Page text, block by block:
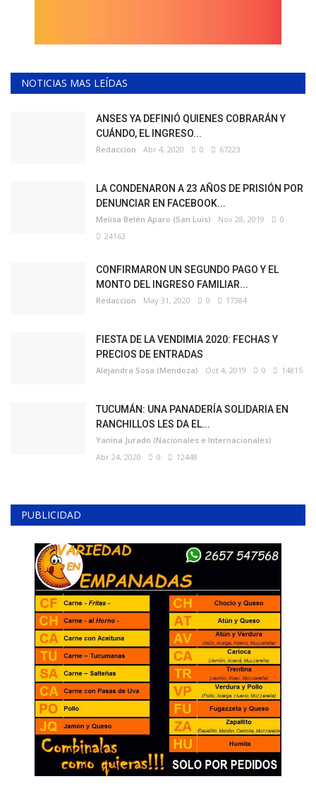
NOTICIAS MAS LEÍDAS
ANSES YA DEFINIÓ QUIENES COBRARÁN Y
CUÁNDO, EL INGRESO...
Redaccion Abr 4, 2020 0 67223
LA CONDENARON A 23 AÑOS DE PRISIÓN POR
DENUNCIAR EN FACEBOOK...
Melisa Belén Aparo (San Luis) Nov 28, 2019
0
24163
CONFIRMARON UN SEGUNDO PAGO Y EL
MONTO DEL INGRESO FAMILIAR...
Redaccion May 31, 2020 0 17384
FIESTA DE LA VENDIMIA 2020: FECHAS Y
PRECIOS DE ENTRADAS
Alejandra Sosa (Mendoza) Oct 4, 2019 0 14815
TUCUMÁN: UNA PANADERÍA SOLIDARIA EN
RANCHILLOS LES DA EL...
Yanina Jurado (Nacionales e Internacionales)
Abr 24, 2020
0 12448
PUBLICIDAD